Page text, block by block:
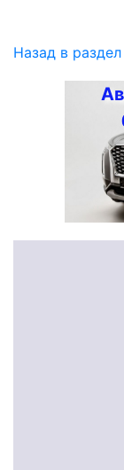
Назад в раздел